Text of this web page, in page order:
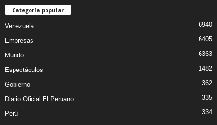
Categoría popular
Venezuela 6940
Empresas 6405
Mundo 6363
Espectáculos 1482
Gobierno 362
Diario Oficial El Peruano 335
Perú 334